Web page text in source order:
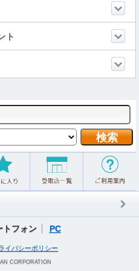
ト
トフォン PC
イバシーポリシー
CORPORATION